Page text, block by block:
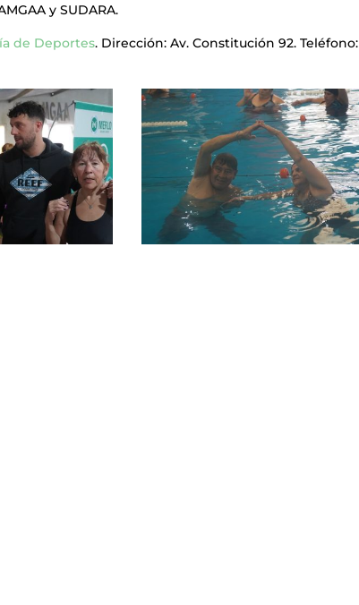
y SUDARA.
de Deportes. Dirección: Av. Constitución 92. Teléfono: